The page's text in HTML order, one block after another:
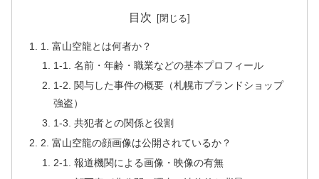
目次
1. 富山空龍とは何者か？
1-1. 名前・年齢・職業などの基本プロフィール
1-2. 関与した事件の概要（札幌市ブランドショップ
強盗）
1-3. 共犯者との関係と役割
2. 富山空龍の顔画像は公開されているか？
2-1. 報道機関による画像・映像の有無